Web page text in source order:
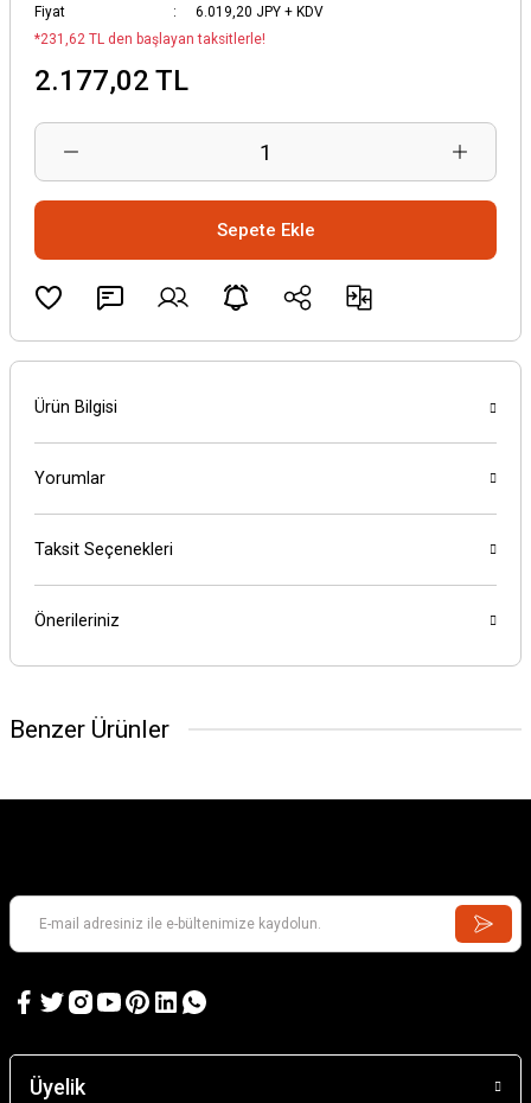
Fiyat
6.019,20 JPY + KDV
*231,62 TL den başlayan taksitlerle!
2.177,02 TL
Sepete Ekle
Ürün Bilgisi
Yorumlar
Taksit Seçenekleri
Önerileriniz
Benzer Ürünler
Üyelik